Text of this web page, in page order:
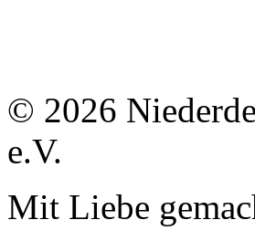
© 2026
e.V.
Mit Liebe